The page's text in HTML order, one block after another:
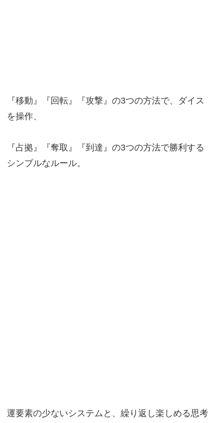
『移動』『回転』『攻撃』の3つの方法で、ダイス
を操作、
『占拠』『奪取』『到達』の3つの方法で勝利する
シンプルなルール。
運要素の少ないシステムと、繰り返し楽しめる思考